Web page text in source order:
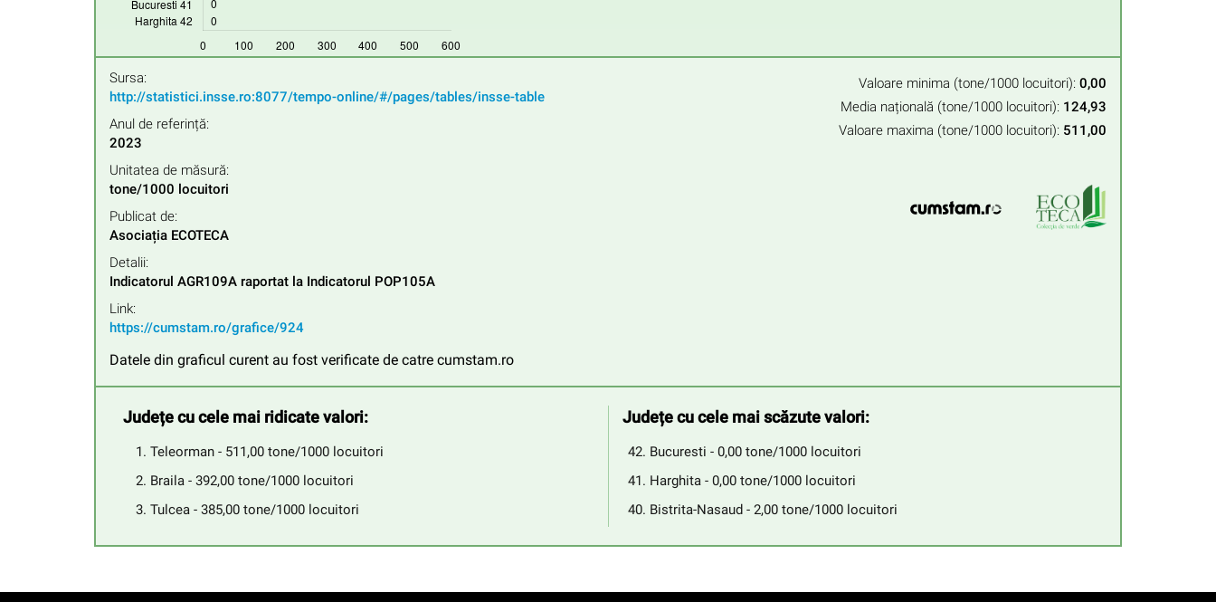
Sursa:
http://statistici.insse.ro:8077/tempo-online/#/pages/tables/insse-table
Anul de referință:
2023
Unitatea de măsură:
tone/1000 locuitori
Publicat de:
Asociația ECOTECA
Detalii:
Indicatorul AGR109A raportat la Indicatorul POP105A
Link:
https://cumstam.ro/grafice/924
Datele din graficul curent au fost verificate de catre cumstam.ro
Valoare minima (tone/1000 locuitori): 0,00
Media națională (tone/1000 locuitori): 124,93
Valoare maxima (tone/1000 locuitori): 511,00
Județe cu cele mai ridicate valori:
Teleorman - 511,00 tone/1000 locuitori
Braila - 392,00 tone/1000 locuitori
Tulcea - 385,00 tone/1000 locuitori
Județe cu cele mai scăzute valori:
Bucuresti - 0,00 tone/1000 locuitori
Harghita - 0,00 tone/1000 locuitori
Bistrita-Nasaud - 2,00 tone/1000 locuitori